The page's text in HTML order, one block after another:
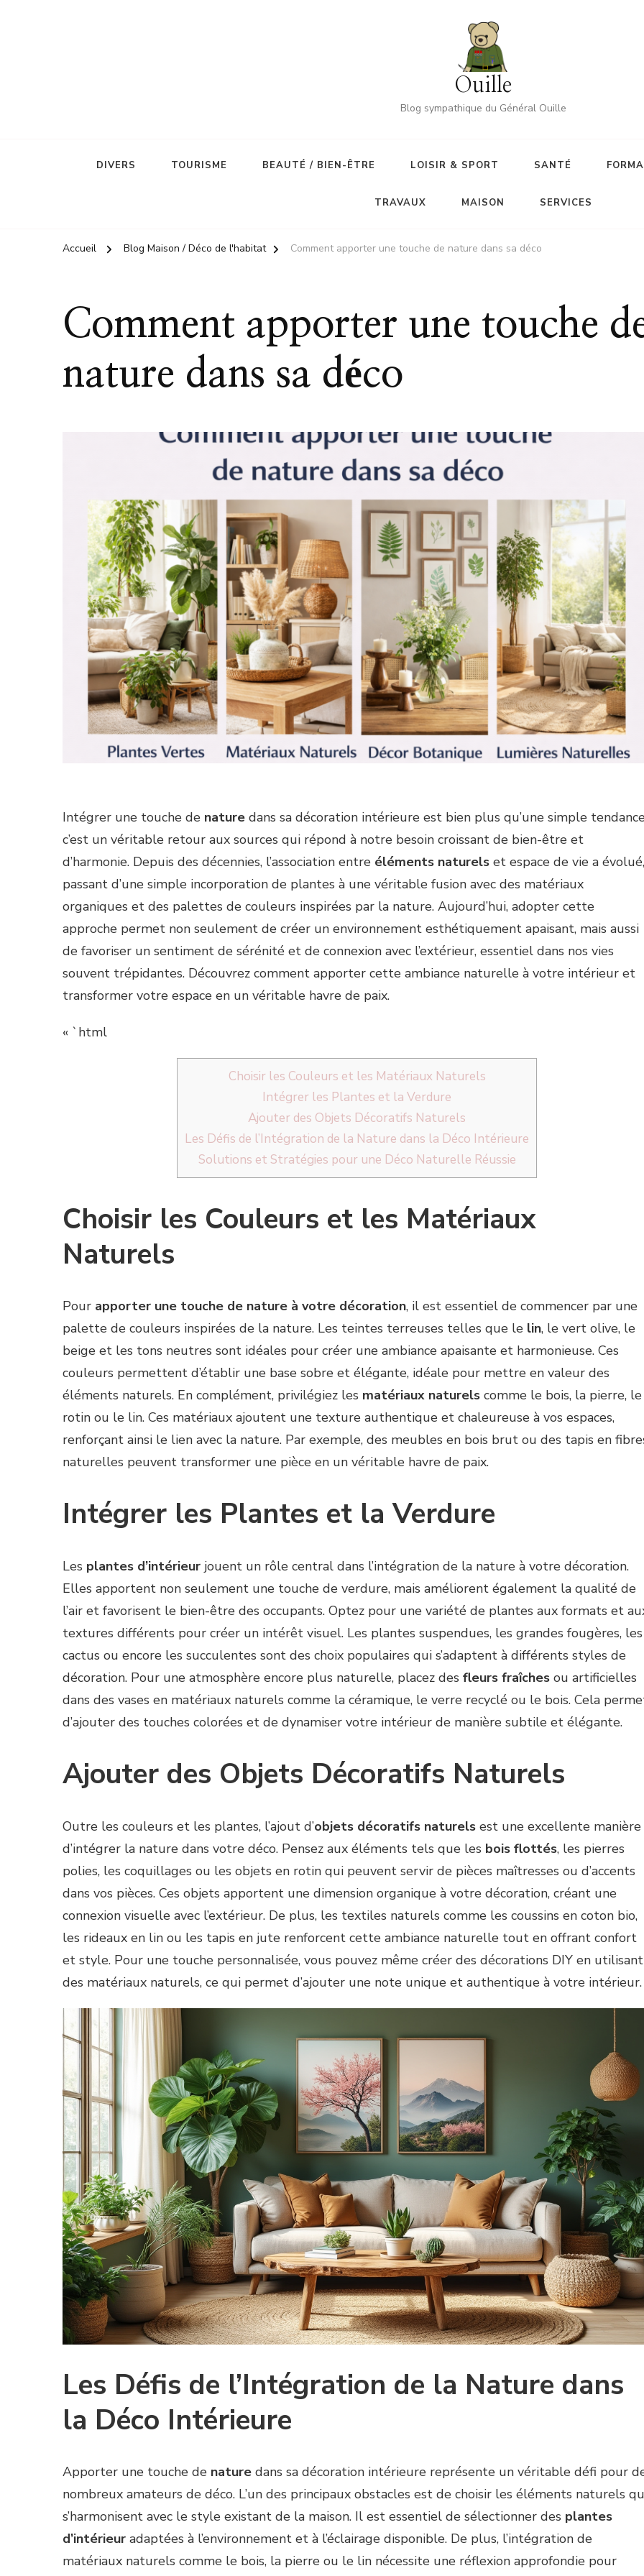
Ouille
Blog sympathique du Général Ouille
DIVERS TOURISME BEAUTÉ / BIEN-ÊTRE LOISIR & SPORT SANTÉ
TRAVAUX MAISON SERVICES
Accueil Blog Maison / Déco de l'habitat Comment apporter une touche de nature dans sa déco
Comment apporter une touche
nature dans sa déco
Intégrer une touche de nature dans sa décoration intérieure est bien plus qu’une simple
c’est un véritable retour aux sources qui répond à notre besoin croissant de bien-être et
d’harmonie. Depuis des décennies, l’association entre éléments naturels et espace de vie a évolué,
passant d’une simple incorporation de plantes à une véritable fusion avec des matériaux
organiques et des palettes de couleurs inspirées par la nature. Aujourd’hui, adopter cette
approche permet non seulement de créer un environnement esthétiquement apaisant, mais aussi
de favoriser un sentiment de sérénité et de connexion avec l’extérieur, essentiel dans nos vies
souvent trépidantes. Découvrez comment apporter cette ambiance naturelle à votre intérieur et
transformer votre espace en un véritable havre de paix.
« `html
Choisir les Couleurs et les Matériaux Naturels
Intégrer les Plantes et la Verdure
Ajouter des Objets Décoratifs Naturels
Les Défis de l’Intégration de la Nature dans la Déco Intérieure
Solutions et Stratégies pour une Déco Naturelle Réussie
Choisir les Couleurs et les Matériaux
Naturels
Pour apporter une touche de nature à votre décoration, il est essentiel de commencer par une
palette de couleurs inspirées de la nature. Les teintes terreuses telles que le lin, le vert olive, le
beige et les tons neutres sont idéales pour créer une ambiance apaisante et harmonieuse. Ces
couleurs permettent d’établir une base sobre et élégante, idéale pour mettre en valeur des
éléments naturels. En complément, privilégiez les matériaux naturels comme le bois, la pierre, le
rotin ou le lin. Ces matériaux ajoutent une texture authentique et chaleureuse à vos espaces,
renforçant ainsi le lien avec la nature. Par exemple, des meubles en bois brut ou des tapis en
naturelles peuvent transformer une pièce en un véritable havre de paix.
Intégrer les Plantes et la Verdure
Les plantes d’intérieur jouent un rôle central dans l’intégration de la nature à votre décoration.
Elles apportent non seulement une touche de verdure, mais améliorent également la qualité de
l’air et favorisent le bien-être des occupants. Optez pour une variété de plantes aux formats et
textures différents pour créer un intérêt visuel. Les plantes suspendues, les grandes fougères, les
cactus ou encore les succulentes sont des choix populaires qui s’adaptent à différents styles de
décoration. Pour une atmosphère encore plus naturelle, placez des fleurs fraîches ou artificielles
dans des vases en matériaux naturels comme la céramique, le verre recyclé ou le bois. Cela
d’ajouter des touches colorées et de dynamiser votre intérieur de manière subtile et élégante.
Ajouter des Objets Décoratifs Naturels
Outre les couleurs et les plantes, l’ajout d’objets décoratifs naturels est une excellente manière
d’intégrer la nature dans votre déco. Pensez aux éléments tels que les bois flottés, les pierres
polies, les coquillages ou les objets en rotin qui peuvent servir de pièces maîtresses ou d’accents
dans vos pièces. Ces objets apportent une dimension organique à votre décoration, créant une
connexion visuelle avec l’extérieur. De plus, les textiles naturels comme les coussins en coton bio,
les rideaux en lin ou les tapis en jute renforcent cette ambiance naturelle tout en offrant confort
et style. Pour une touche personnalisée, vous pouvez même créer des décorations DIY en utilisant
des matériaux naturels, ce qui permet d’ajouter une note unique et authentique à votre intérieur.
Les Défis de l’Intégration de la Nature dans
la Déco Intérieure
Apporter une touche de nature dans sa décoration intérieure représente un véritable défi pour
nombreux amateurs de déco. L’un des principaux obstacles est de choisir les éléments naturels
s’harmonisent avec le style existant de la maison. Il est essentiel de sélectionner des plantes
d’intérieur adaptées à l’environnement et à l’éclairage disponible. De plus, l’intégration de
matériaux naturels comme le bois, la pierre ou le lin nécessite une réflexion approfondie pour